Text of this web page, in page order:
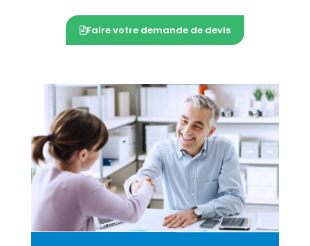
Faire votre demande de devis